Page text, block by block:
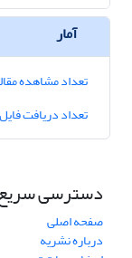
آمار
تعداد مشاهده
تعداد دریافت
دسترسی
صفحه اصلی
درباره نشریه